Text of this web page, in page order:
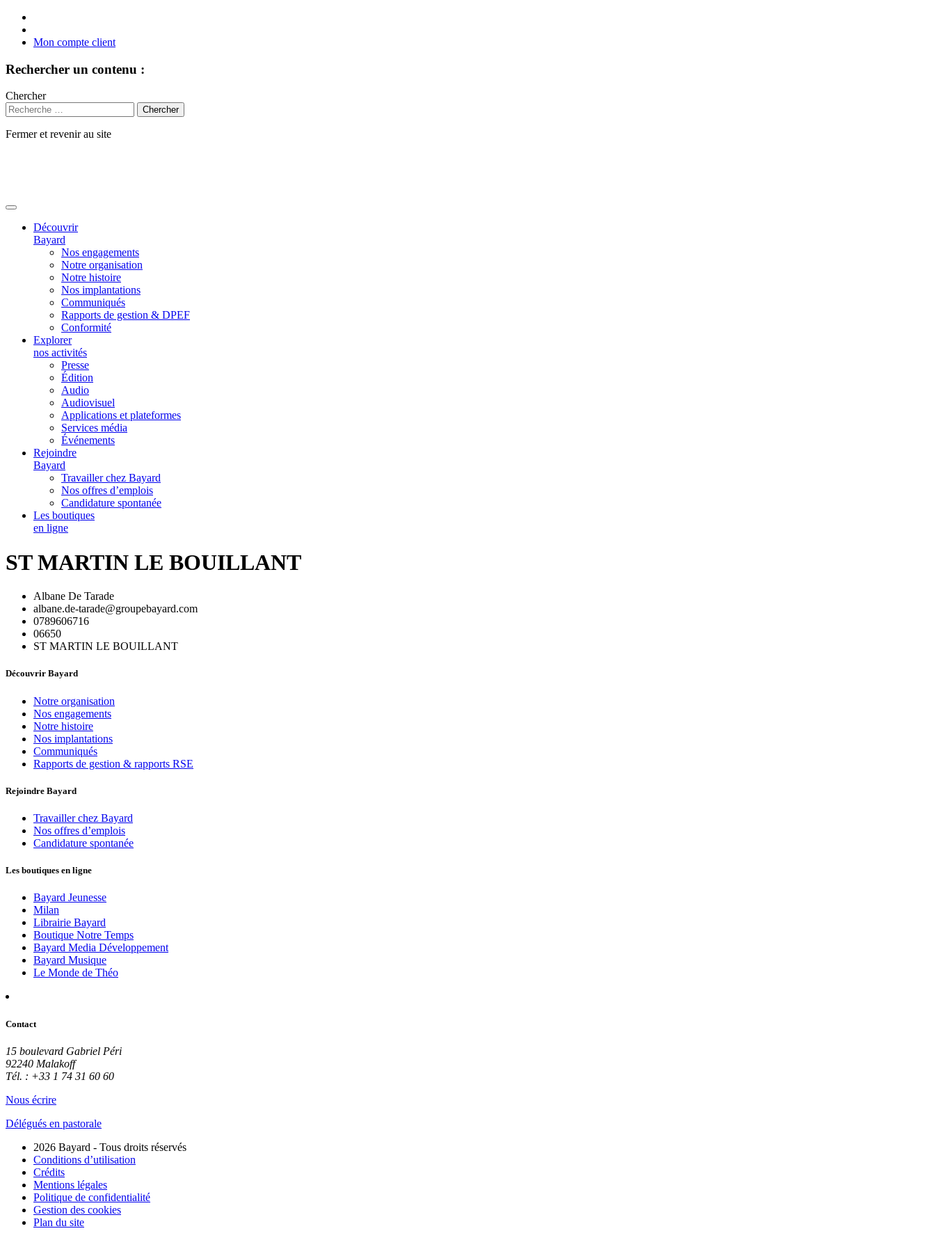
Mon compte client
Rechercher un contenu :
Chercher
Fermer et revenir au site
Découvrir
Bayard
Nos engagements
Notre organisation
Notre histoire
Nos implantations
Communiqués
Rapports de gestion & DPEF
Conformité
Explorer
nos activités
Presse
Édition
Audio
Audiovisuel
Applications et plateformes
Services média
Événements
Rejoindre
Bayard
Travailler chez Bayard
Nos offres d’emplois
Candidature spontanée
Les boutiques
en ligne
ST MARTIN LE BOUILLANT
Albane De Tarade
albane.de-tarade@groupebayard.com
0789606716
06650
ST MARTIN LE BOUILLANT
Découvrir Bayard
Notre organisation
Nos engagements
Notre histoire
Nos implantations
Communiqués
Rapports de gestion & rapports RSE
Rejoindre Bayard
Travailler chez Bayard
Nos offres d’emplois
Candidature spontanée
Les boutiques en ligne
Bayard Jeunesse
Milan
Librairie Bayard
Boutique Notre Temps
Bayard Media Développement
Bayard Musique
Le Monde de Théo
Contact
15 boulevard Gabriel Péri
92240 Malakoff
Tél. : +33 1 74 31 60 60
Nous écrire
Délégués en pastorale
2026 Bayard - Tous droits réservés
Conditions d’utilisation
Crédits
Mentions légales
Politique de confidentialité
Gestion des cookies
Plan du site